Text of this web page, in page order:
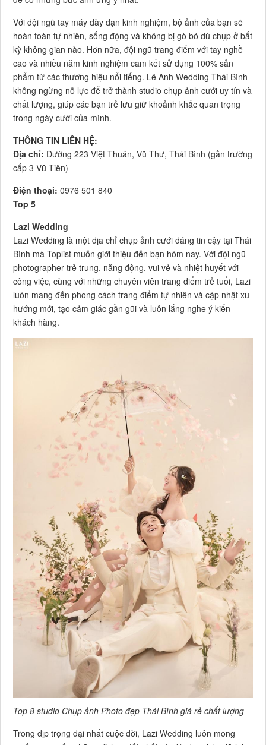
Với đội ngũ tay máy dày dạn kinh nghiệm, bộ ảnh của bạn sẽ
hoàn toàn tự nhiên, sống động và không bị gò bó dù chụp ở bất
kỳ không gian nào. Hơn nữa, đội ngũ trang điểm với tay nghề
cao và nhiều năm kinh nghiệm cam kết sử dụng 100% sản
phẩm từ các thương hiệu nổi tiếng. Lê Anh Wedding Thái Bình
không ngừng nỗ lực để trở thành studio chụp ảnh cưới uy tín và
chất lượng, giúp các bạn trẻ lưu giữ khoảnh khắc quan trọng
trong ngày cưới của mình.
THÔNG TIN LIÊN HỆ:
Địa chỉ: Đường 223 Việt Thuân, Vũ Thư, Thái Bình (gần trường
cấp 3 Vũ Tiên)
Điện thoại: 0976 501 840
Top 5
Lazi Wedding
Lazi Wedding là một địa chỉ chụp ảnh cưới đáng tin cậy tại Thái
Bình mà Toplist muốn giới thiệu đến bạn hôm nay. Với đội ngũ
photographer trẻ trung, năng động, vui vẻ và nhiệt huyết với
công việc, cùng với những chuyên viên trang điểm trẻ tuổi, Lazi
luôn mang đến phong cách trang điểm tự nhiên và cập nhật xu
hướng mới, tạo cảm giác gần gũi và luôn lắng nghe ý kiến
khách hàng.
Top 8 studio Chụp ảnh Photo đẹp Thái Bình giá rẻ chất lượng
Trong dịp trọng đại nhất cuộc đời, Lazi Wedding luôn mong